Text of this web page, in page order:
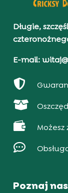
Długie,
E-mail:




Poznaj nas